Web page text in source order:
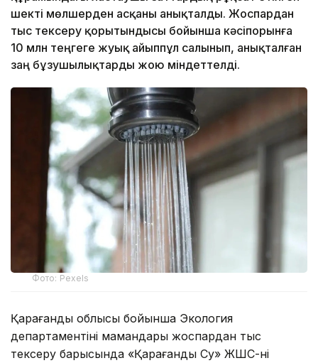
шекті мөлшерден асқаны анықталды. Жоспардан
тыс тексеру қорытындысы бойынша кәсіпорынға
10 млн теңгеге жуық айыппұл салынып, анықталған
заң бұзушылықтарды жою міндеттелді.
Фото: Pexels
Қарағанды облысы бойынша Экология
департаментінің мамандары жоспардан тыс
тексеру барысында «Қарағанды Су» ЖШС-нің